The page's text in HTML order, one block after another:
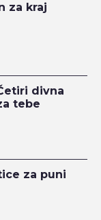
za kraj
divna
tebe
za puni